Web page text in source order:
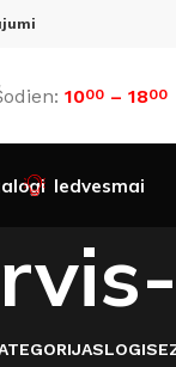
1000 – 1800
Iedvesmai
LOGI